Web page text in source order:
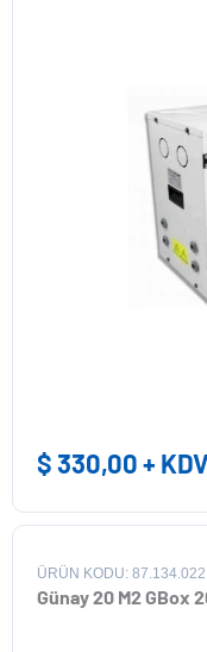
$330,00+ KDV
ÜRÜN KODU: 87.134.022
Günay 20 M2 GBox